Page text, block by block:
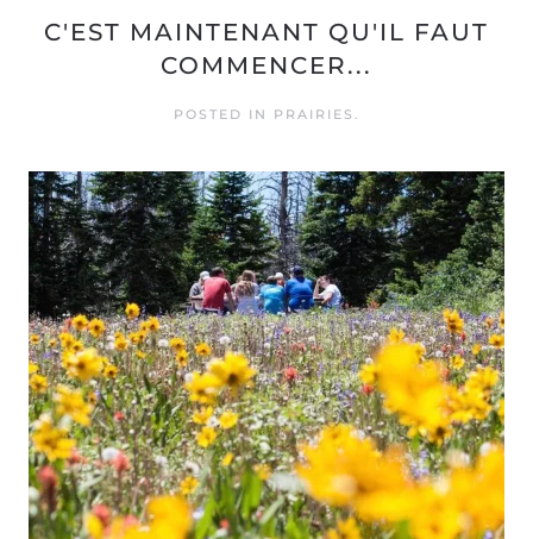
C'EST MAINTENANT QU'IL FAUT
COMMENCER...
POSTED IN PRAIRIES .